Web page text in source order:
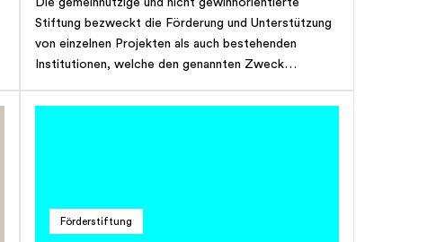
Stiftung bezweckt die Förderung und Unterstützung
von einzelnen Projekten als auch bestehenden
Institutionen, welche den genannten Zweck
Natur: Klimaschutz, Naturschutz und Umweltschutz;
Armut/Erhalt des Kulturguts im kirchlichen Bereich
unterstützt werden. Die Stiftung kann ihre Zwecke
Förderstiftung